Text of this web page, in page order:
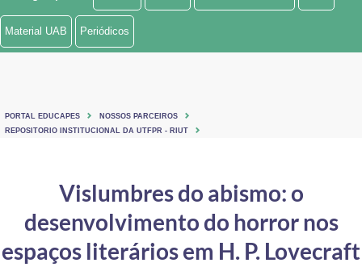
Ministério de Minas e Energia
Ministério do Turismo
Controladoria-Geral da União
Material UAB Periódicos
PORTAL EDUCAPES
NOSSOS PARCEIROS
REPOSITORIO INSTITUCIONAL DA UTFPR - RIUT
Vislumbres do abismo: o
desenvolvimento do horror nos
espaços literários em H. P. Lovecraft